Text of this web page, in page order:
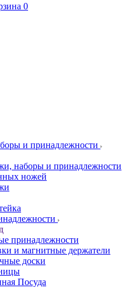
0
и принадлежности
наборы и принадлежности
ножей
принадлежности
и магнитные держатели
доски
Посуда